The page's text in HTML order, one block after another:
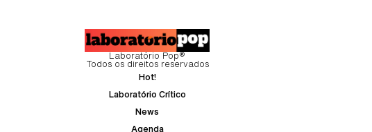
Laboratório Pop®
Todos os direitos reservados
Hot!
Laboratório Crítico
News
Agenda